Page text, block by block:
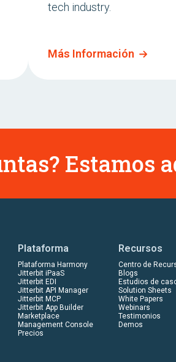
tech industry.
Más Información
Estamos
Plataforma
Plataforma Harmony
Jitterbit iPaaS
Jitterbit EDI
Jitterbit API Manager
Jitterbit MCP
Jitterbit App Builder
Marketplace
Management Console
Precios
Recursos
Centro de
Blogs
Estudios de
Solution Sheets
White Papers
Webinars
Testimonios
Demos